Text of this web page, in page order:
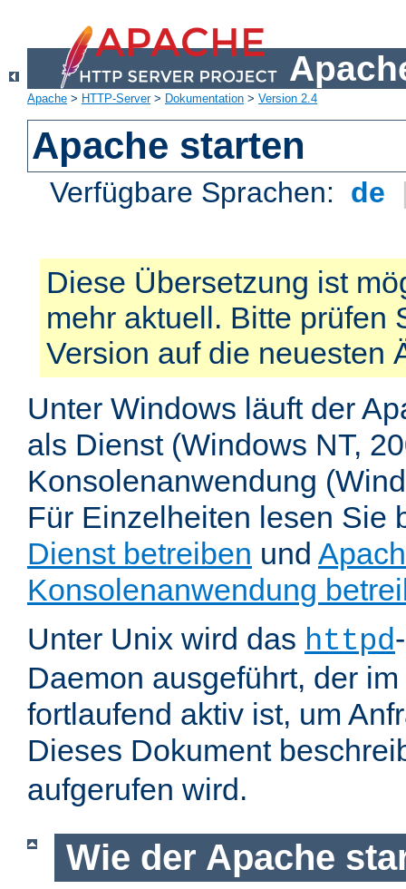
Apache > HTTP-Server> Dokumentation > Version 2.4
Apache starten
Verfügbare Sprachen: de
Diese Übersetzung ist
mehr aktuell. Bitte prüfen
Version auf die neuesten
Unter Windows läuft der
als Dienst (Windows NT,
Konsolenanwendung
Für Einzelheiten lesen Sie
Dienst betreiben und
Konsolenanwendung
Unter Unix wird das httpd
Daemon ausgeführt, der
fortlaufend aktiv ist, um
Dieses Dokument
aufgerufen wird.
Wie der Apache